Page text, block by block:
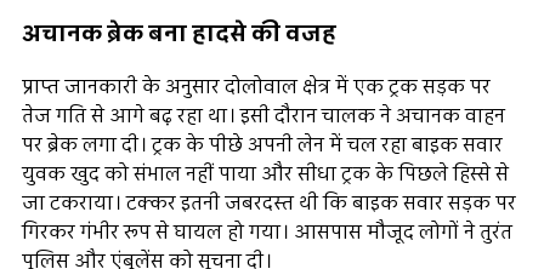
अचानक ब्रेक बना हादसे की वजह
प्राप्त जानकारी के अनुसार दोलोवाल क्षेत्र में एक ट्रक सड़क पर
तेज गति से आगे बढ़ रहा था। इसी दौरान चालक ने अचानक वाहन
पर ब्रेक लगा दी। ट्रक के पीछे अपनी लेन में चल रहा बाइक सवार
युवक खुद को संभाल नहीं पाया और सीधा ट्रक के पिछले हिस्से से
जा टकराया। टक्कर इतनी जबरदस्त थी कि बाइक सवार सड़क पर
गिरकर गंभीर रूप से घायल हो गया। आसपास मौजूद लोगों ने तुरंत
पुलिस और एंबुलेंस को सूचना दी।